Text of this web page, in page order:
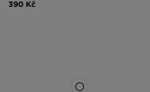
390 Kč